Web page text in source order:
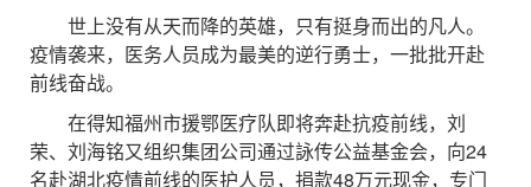
世上没有从天而降的英雄，只有挺身而出的凡人。
疫情袭来，医务人员成为最美的逆行勇士，一批批开赴
前线奋战。
在得知福州市援鄂医疗队即将奔赴抗疫前线，刘
荣、刘海铭又组织集团公司通过詠传公益基金会，向24
名赴湖北疫情前线的医护人员，捐款48万元现金，专门